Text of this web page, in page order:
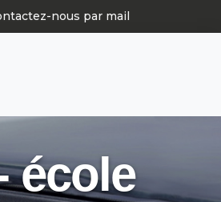
nous par mail
école